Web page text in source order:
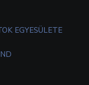
EGYESÜLETE